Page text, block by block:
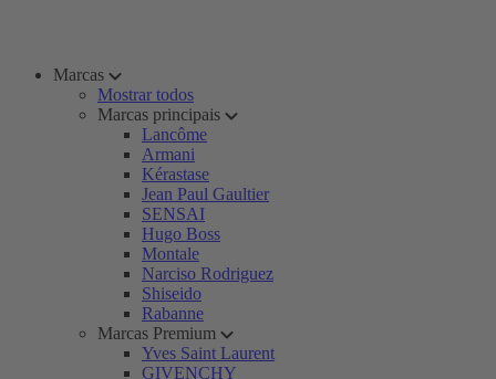
Marcas
Mostrar todos
Marcas principais
Lancôme
Armani
Kérastase
Jean Paul Gaultier
SENSAI
Hugo Boss
Montale
Narciso Rodriguez
Shiseido
Rabanne
Marcas Premium
Yves Saint Laurent
GIVENCHY